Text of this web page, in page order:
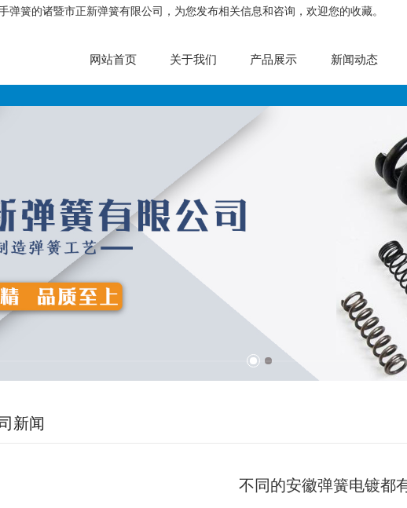
弹簧的诸暨市正新弹簧有限公司，为您发布相关信息和咨询，欢迎您的收藏。
网站首页 关于我们 产品展示 新闻动态
新闻
不同的安徽弹簧电镀都